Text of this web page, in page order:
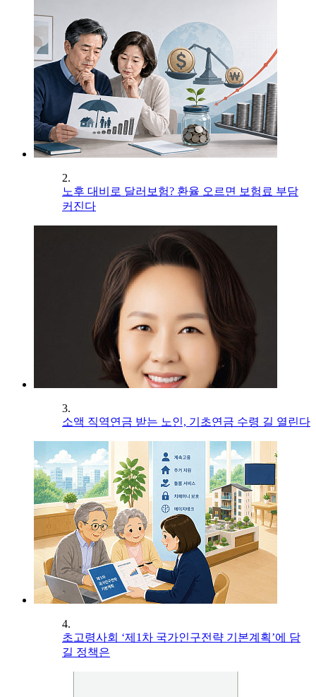
2.
노후 대비로 달러보험? 환율 오르면 보험료 부담
커진다
3.
소액 직역연금 받는 노인, 기초연금 수령 길 열린다
4.
초고령사회 ‘제1차 국가인구전략 기본계획’에 담
길 정책은